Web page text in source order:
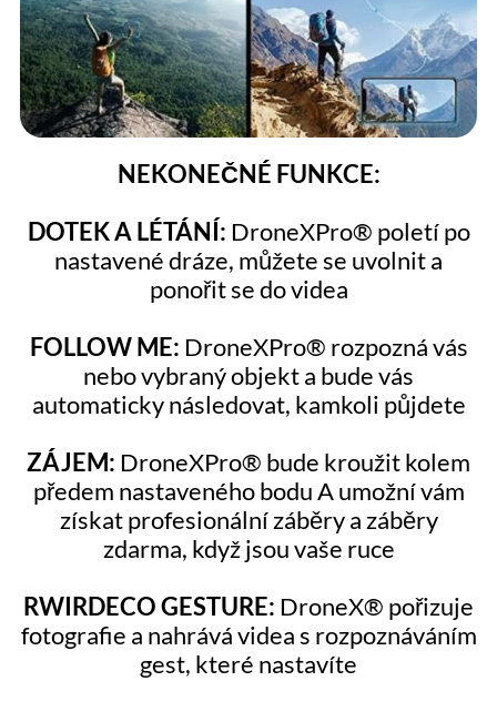
NEKONEČNÉ FUNKCE:
DOTEK A LÉTÁNÍ: DroneXPro® poletí po
nastavené dráze, můžete se uvolnit a
ponořit se do videa
FOLLOW ME: DroneXPro® rozpozná vás
nebo vybraný objekt a bude vás
automaticky následovat, kamkoli půjdete
ZÁJEM: DroneXPro® bude kroužit kolem
předem nastaveného bodu A umožní vám
získat profesionální záběry a záběry
zdarma, když jsou vaše ruce
RWIRDECO GESTURE: DroneX® pořizuje
fotografie a nahrává videa s rozpoznáváním
gest, které nastavíte